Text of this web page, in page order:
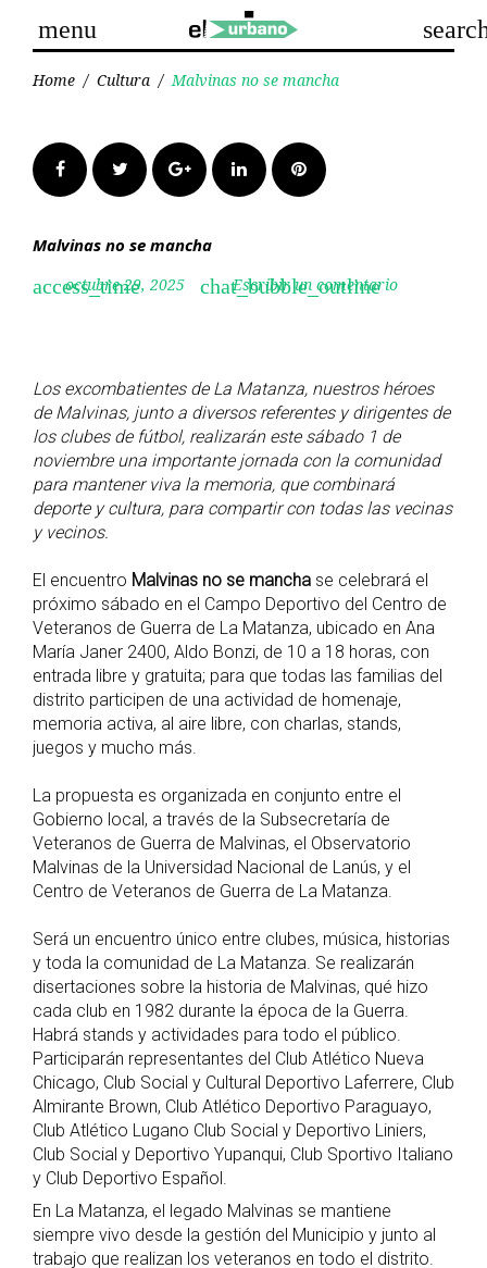
content
menu
Home / Cultura / Malvinas no se mancha
FacebookTwitter Google+LinkedInPinterest
Malvinas no se mancha
access_time
octubre 29, 2025 chat_bubble_outline
Escribir un comentario
Los excombatientes de La Matanza, nuestros héroes
de Malvinas, junto a diversos referentes y dirigentes de
los clubes de fútbol, realizarán este sábado 1 de
noviembre una importante jornada con la comunidad
para mantener viva la memoria, que combinará
deporte y cultura, para compartir con todas las vecinas
y vecinos.
El encuentro Malvinas no se mancha se celebrará el
próximo sábado en el Campo Deportivo del Centro de
Veteranos de Guerra de La Matanza, ubicado en Ana
María Janer 2400, Aldo Bonzi, de 10 a 18 horas, con
entrada libre y gratuita; para que todas las familias del
distrito participen de una actividad de homenaje,
memoria activa, al aire libre, con charlas, stands,
juegos y mucho más.
La propuesta es organizada en conjunto entre el
Gobierno local, a través de la Subsecretaría de
Veteranos de Guerra de Malvinas, el Observatorio
Malvinas de la Universidad Nacional de Lanús, y el
Centro de Veteranos de Guerra de La Matanza.
Será un encuentro único entre clubes, música, historias
y toda la comunidad de La Matanza. Se realizarán
disertaciones sobre la historia de Malvinas, qué hizo
cada club en 1982 durante la época de la Guerra.
Habrá stands y actividades para todo el público.
Participarán representantes del Club Atlético Nueva
Chicago, Club Social y Cultural Deportivo Laferrere, Club
Almirante Brown, Club Atlético Deportivo Paraguayo,
Club Atlético Lugano Club Social y Deportivo Liniers,
Club Social y Deportivo Yupanqui, Club Sportivo Italiano
y Club Deportivo Español.
En La Matanza, el legado Malvinas se mantiene
siempre vivo desde la gestión del Municipio y junto al
trabajo que realizan los veteranos en todo el distrito.